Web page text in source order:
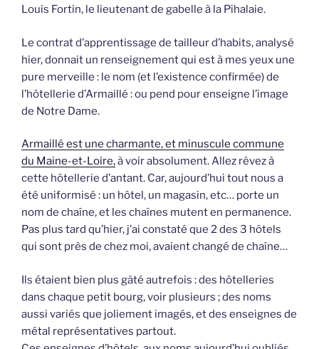
Louis Fortin, le lieutenant de gabelle à la Pihalaie.
Le contrat d’apprentissage de tailleur d’habits, analysé
hier, donnait un renseignement qui est à mes yeux une
pure merveille : le nom (et l’existence confirmée) de
l’hôtellerie d’Armaillé : ou pend pour enseigne l’image
de Notre Dame.
Armaillé est une charmante, et minuscule commune
du Maine-et-Loire,à voir absolument. Allez rêvez à
cette hôtellerie d’antant. Car, aujourd’hui tout nous a
été uniformisé : un hôtel, un magasin, etc… porte un
nom de chaîne, et les chaînes mutent en permanence.
Pas plus tard qu’hier, j’ai constaté que 2 des 3 hôtels
qui sont près de chez moi, avaient changé de chaîne…
Ils étaient bien plus gâté autrefois : des hôtelleries
dans chaque petit bourg, voir plusieurs ; des noms
aussi variés que joliement imagés, et des enseignes de
métal représentatives partout.